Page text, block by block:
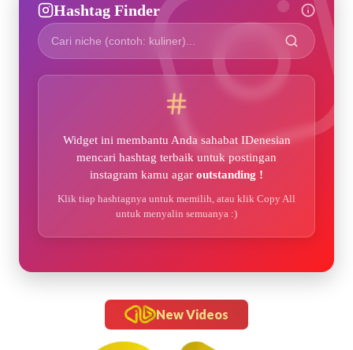
Hashtag Finder
Widget ini membantu Anda sahabat IDenesian
mencari hashtag terbaik untuk postingan
instagram kamu agar outstanding !
Klik tiap hashtagnya untuk memilih, atau klik Copy All
untuk menyalin semuanya :)
New Videos